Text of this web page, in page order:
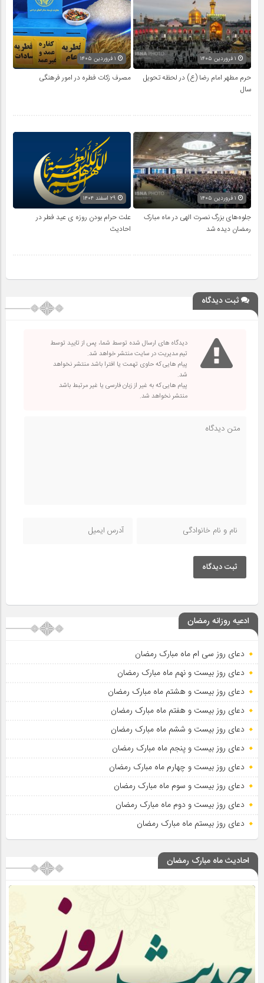
حرم مطهر امام رضا (ع) در لحظه تحویل
سال
مصرف زکات فطره در امور فرهنگی
جلوه‌های بزرگ نصرت الهی در ماه مبارک
رمضان دیده شد
علت حرام بودن روزه ی عید فطر در
احادیث
ثبت دیدگاه
دیدگاه های ارسال شده توسط شما، پس از تایید توسط
تیم مدیریت در سایت منتشر خواهد شد.
پیام هایی که حاوی تهمت یا افترا باشد منتشر نخواهد
شد.
پیام هایی که به غیر از زبان فارسی یا غیر مرتبط باشد
منتشر نخواهد شد.
ثبت دیدگاه
ادعیه روزانه رمضان
دعای روز سی ام ماه مبارک رمضان
دعای روز بیست و نهم ماه مبارک رمضان
دعای روز بیست و هشتم ماه مبارک رمضان
دعای روز بیست و هفتم ماه مبارک رمضان
دعای روز بیست و ششم ماه مبارک رمضان
دعای روز بیست و پنجم ماه مبارک رمضان
دعای روز بیست و چهارم ماه مبارک رمضان
دعای روز بیست و سوم ماه مبارک رمضان
دعای روز بیست و دوم ماه مبارک رمضان
دعای روز بیستم ماه مبارک رمضان
احادیث ماه مبارک رمضان